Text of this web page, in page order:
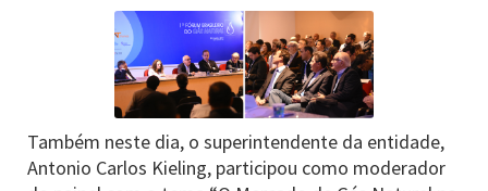
Também neste dia, o superintendente da entidade,
Antonio Carlos Kieling, participou como moderador